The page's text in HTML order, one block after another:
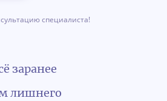
специалиста!
заранее
лишнего